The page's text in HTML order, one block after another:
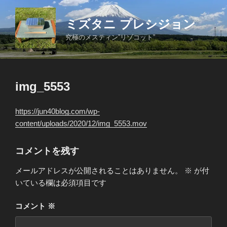
ン
テ
ン
ツ
ミズタニ プレシジョン
究極のメスティン”リゾコット”
img_5553
https://jun40blog.com/wp-
content/uploads/2020/12/img_5553.mov
コメントを残す
メールアドレスが公開されることはありません。 ※ が付
いている欄は必須項目です
コメント ※